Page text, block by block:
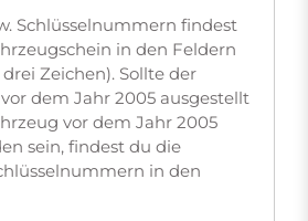
Schlüsselnummern findest
in den Feldern
drei Zeichen). Sollte der
dem Jahr 2005 ausgestellt
vor dem Jahr 2005
sein, findest du die
in den